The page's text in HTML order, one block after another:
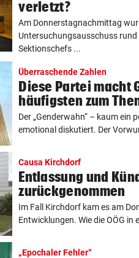
verletzt?
Am Donnerstagnachmittag
Untersuchungsausschuss
Sektionschefs ...
Überraschende Zahlen
Diese Partei macht
häufigsten zum
Der „Genderwahn“ – kaum ein
emotional diskutiert. Der
Causa Kirchdorf
Entlassung und
zurückgenommen
Im Fall Kirchdorf kam es am
Entwicklungen. Wie die OÖG in
„Epochaler Fehler“